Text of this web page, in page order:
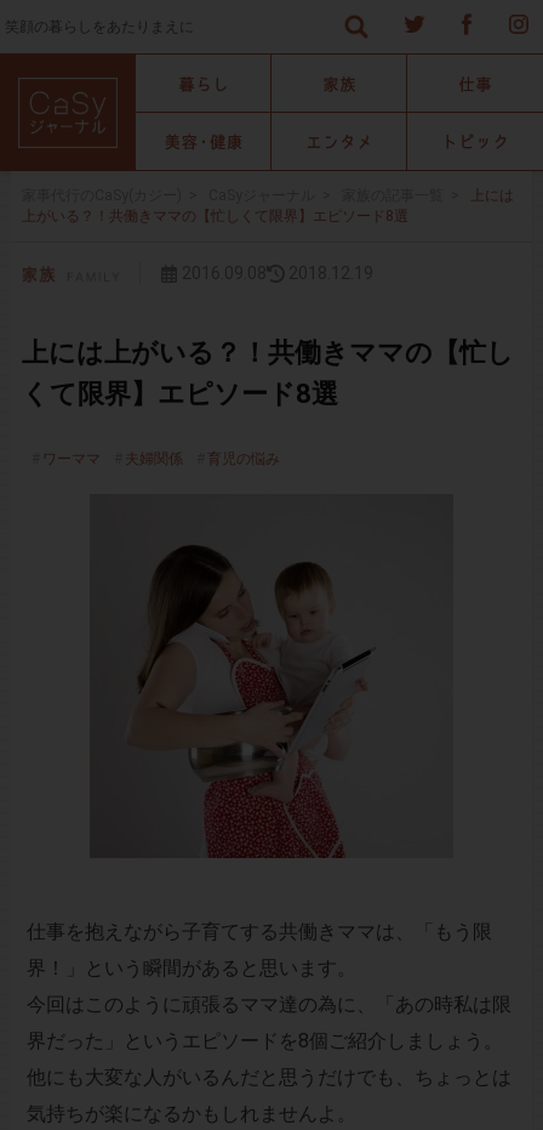
笑顔の暮らしをあたりまえに
上には
上がいる？！共働きママの【忙しくて限界】エピソード8選
上には上がいる？！共働きママの【忙し
くて限界】エピソード8選
ワーママ 夫婦関係 育児の悩み
仕事を抱えながら子育てする共働きママは、「もう限
界！」という瞬間があると思います。
今回はこのように頑張るママ達の為に、「あの時私は限
界だった」というエピソードを8個ご紹介しましょう。
他にも大変な人がいるんだと思うだけでも、ちょっとは
気持ちが楽になるかもしれませんよ。